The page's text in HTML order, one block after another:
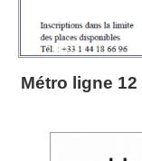
Métro ligne 12